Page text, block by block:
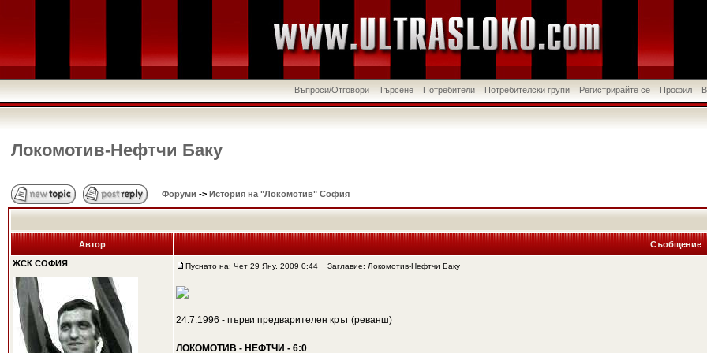
Въпроси/Отговори Търсене Потребители Потребителски групи Регистрирайте се Профил
Локомотив-Нефтчи Баку
Форуми -> История на "Локомотив" София
Автор
Съобщение
ЖСК СОФИЯ
Пуснато на: Чет 29 Яну, 2009 0:44 Заглавие: Локомотив-Нефтчи Баку
24.7.1996 - първи предварителен кръг (реванш)
ЛОКОМОТИВ - НЕФТЧИ - 6:0